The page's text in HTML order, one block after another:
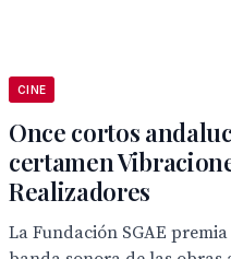
CINE
Once cortos
certamen
Realizadores
La Fundación SGAE